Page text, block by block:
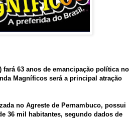
63 anos de emancipação política no
Magníficos será a principal atração
no Agreste de Pernambuco, possui
36 mil habitantes, segundo dados de